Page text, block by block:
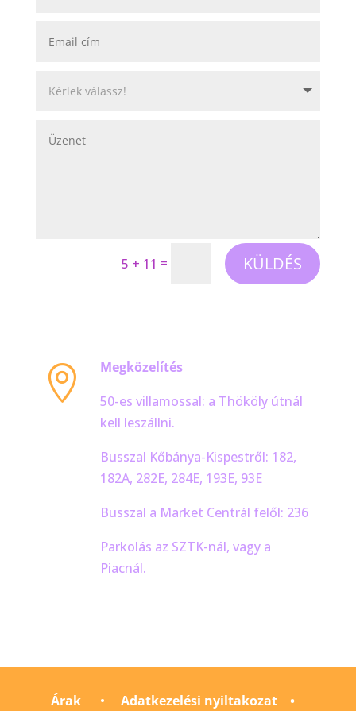
5 + 11 = KÜLDÉS

Megközelítés
50-es villamossal: a Thököly útnál
kell leszállni.
Busszal Kőbánya-Kispestről: 182,
182A, 282E, 284E, 193E, 93E
Busszal a Market Centrál felől: 236
Parkolás az SZTK-nál, vagy a
Piacnál.
Árak • Adatkezelési nyiltakozat •